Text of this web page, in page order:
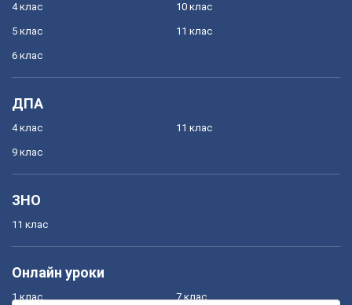
4 клас
5 клас
6 клас
10 клас
11 клас
ДПА
4 клас
9 клас
11 клас
ЗНО
11 клас
Онлайн уроки
1 клас 7 клас